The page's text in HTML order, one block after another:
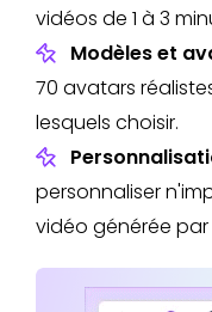
vidéos de 1 à 3
Modèles et
70 avatars
lesquels choisir.
personnaliser
vidéo générée par